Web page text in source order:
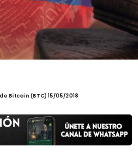
Bitcoin (BTC) 15/05/2018